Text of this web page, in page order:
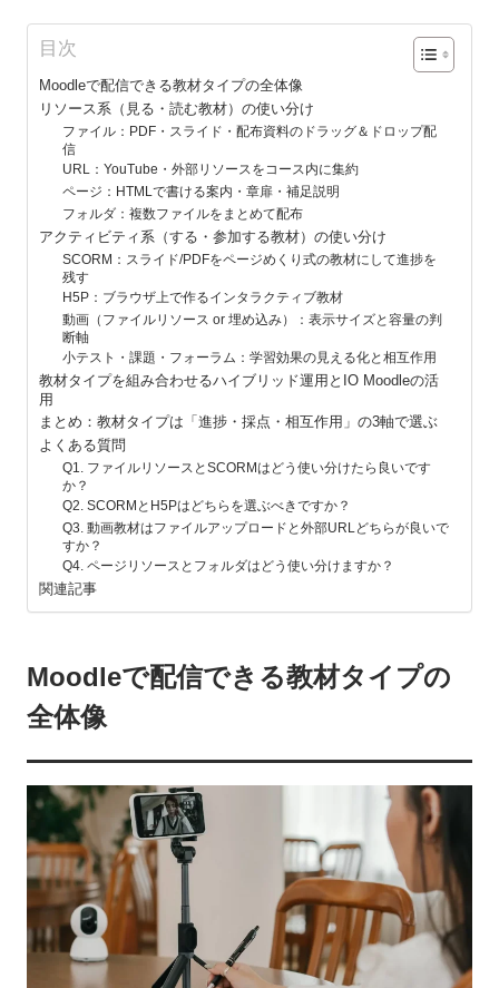
目次
Moodleで配信できる教材タイプの全体像
リソース系（見る・読む教材）の使い分け
ファイル：PDF・スライド・配布資料のドラッグ＆ドロップ配
信
URL：YouTube・外部リソースをコース内に集約
ページ：HTMLで書ける案内・章扉・補足説明
フォルダ：複数ファイルをまとめて配布
アクティビティ系（する・参加する教材）の使い分け
SCORM：スライド/PDFをページめくり式の教材にして進捗を
残す
H5P：ブラウザ上で作るインタラクティブ教材
動画（ファイルリソース or 埋め込み）：表示サイズと容量の判
断軸
小テスト・課題・フォーラム：学習効果の見える化と相互作用
教材タイプを組み合わせるハイブリッド運用とIO Moodleの活
用
まとめ：教材タイプは「進捗・採点・相互作用」の3軸で選ぶ
よくある質問
Q1. ファイルリソースとSCORMはどう使い分けたら良いです
か？
Q2. SCORMとH5Pはどちらを選ぶべきですか？
Q3. 動画教材はファイルアップロードと外部URLどちらが良いで
すか？
Q4. ページリソースとフォルダはどう使い分けますか？
関連記事
Moodleで配信できる教材タイプの
全体像